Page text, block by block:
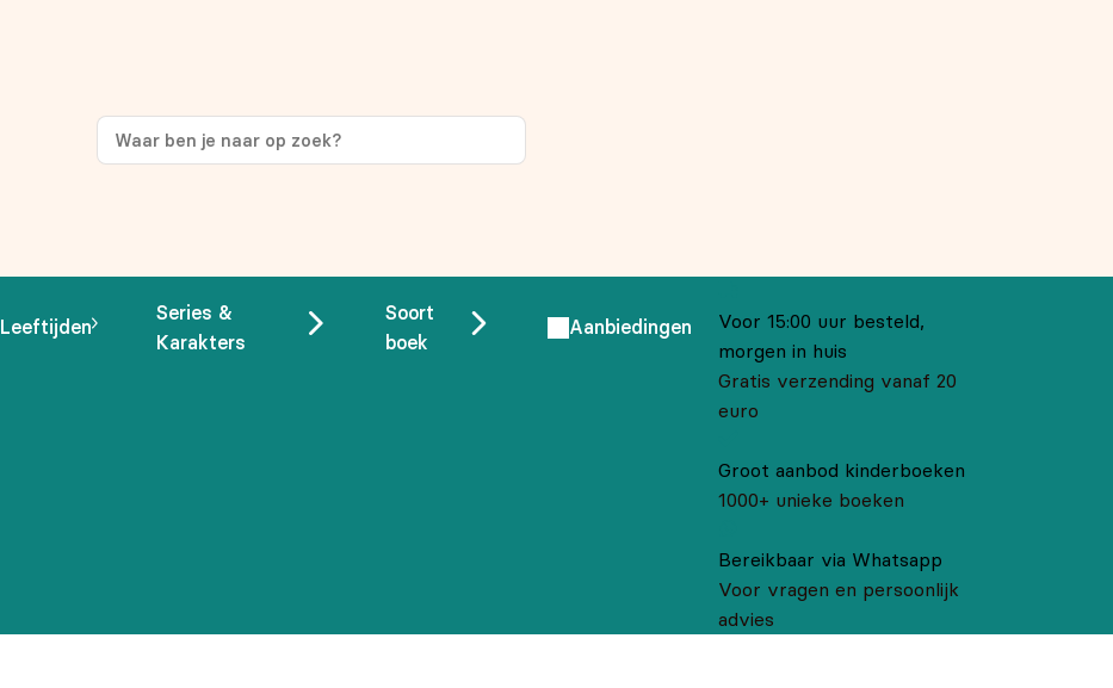
Leeftijden
Series &
Karakters
Soort
boek
Aanbiedingen
Voor 15:00 uur besteld,
morgen in huis
Gratis verzending vanaf 20
euro
Groot aanbod kinderboeken
1000+ unieke boeken
Bereikbaar via Whatsapp
Voor vragen en persoonlijk
advies
op je eerste aankoop!